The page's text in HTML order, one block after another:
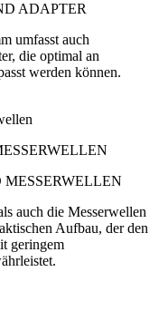
umfasst auch
die optimal an
werden können.
auch die Messerwellen
Aufbau, der den
geringem